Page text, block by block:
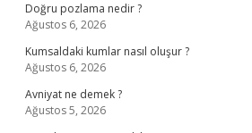
Doğru pozlama nedir ?
Ağustos 6, 2026
Kumsaldaki kumlar nasıl oluşur ?
Ağustos 6, 2026
Avniyat ne demek ?
Ağustos 5, 2026